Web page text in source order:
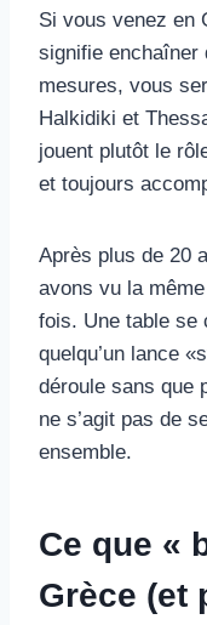
Si vous venez en
signifie enchaîner
mesures, vous
Halkidiki et
jouent plutôt le
et toujours
Après plus de 20
avons vu la
fois. Une table se
quelqu’un lance
déroule sans que
ne s’agit pas de
ensemble.
Ce que «
Grèce (et